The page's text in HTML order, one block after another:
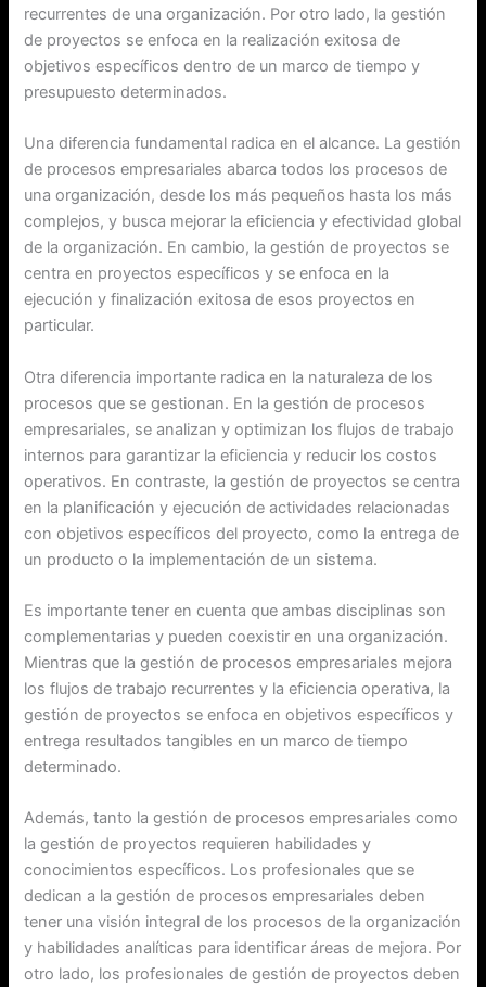
recurrentes de una organización. Por otro lado, la gestión
de proyectos se enfoca en la realización exitosa de
objetivos específicos dentro de un marco de tiempo y
presupuesto determinados.
Una diferencia fundamental radica en el alcance. La gestión
de procesos empresariales abarca todos los procesos de
una organización, desde los más pequeños hasta los más
complejos, y busca mejorar la eficiencia y efectividad global
de la organización. En cambio, la gestión de proyectos se
centra en proyectos específicos y se enfoca en la
ejecución y finalización exitosa de esos proyectos en
particular.
Otra diferencia importante radica en la naturaleza de los
procesos que se gestionan. En la gestión de procesos
empresariales, se analizan y optimizan los flujos de trabajo
internos para garantizar la eficiencia y reducir los costos
operativos. En contraste, la gestión de proyectos se centra
en la planificación y ejecución de actividades relacionadas
con objetivos específicos del proyecto, como la entrega de
un producto o la implementación de un sistema.
Es importante tener en cuenta que ambas disciplinas son
complementarias y pueden coexistir en una organización.
Mientras que la gestión de procesos empresariales mejora
los flujos de trabajo recurrentes y la eficiencia operativa, la
gestión de proyectos se enfoca en objetivos específicos y
entrega resultados tangibles en un marco de tiempo
determinado.
Además, tanto la gestión de procesos empresariales como
la gestión de proyectos requieren habilidades y
conocimientos específicos. Los profesionales que se
dedican a la gestión de procesos empresariales deben
tener una visión integral de los procesos de la organización
y habilidades analíticas para identificar áreas de mejora. Por
otro lado, los profesionales de gestión de proyectos deben